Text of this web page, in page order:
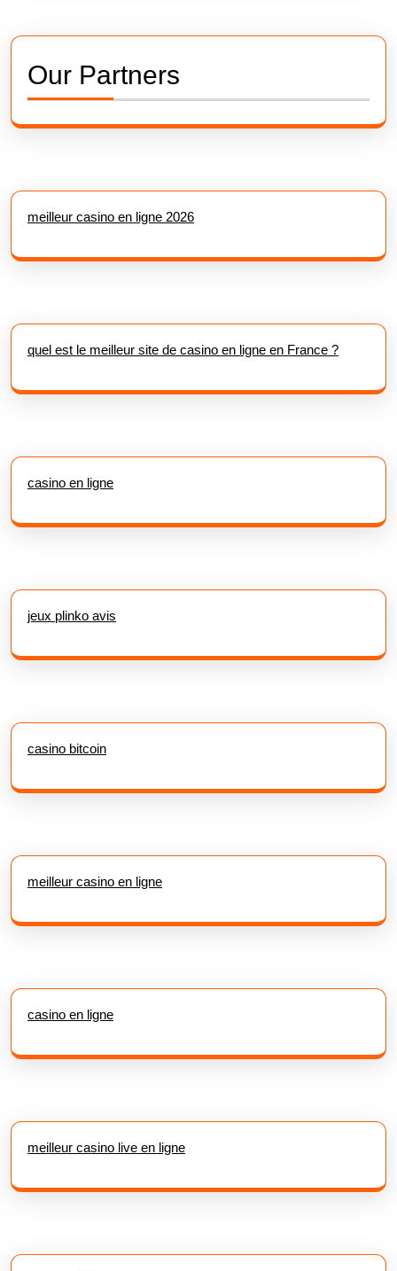
Our Partners
meilleur casino en ligne 2026
quel est le meilleur site de casino en ligne en France ?
casino en ligne
jeux plinko avis
casino bitcoin
meilleur casino en ligne
casino en ligne
meilleur casino live en ligne